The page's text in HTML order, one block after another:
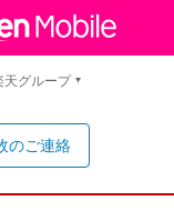
のご連絡
天グループ